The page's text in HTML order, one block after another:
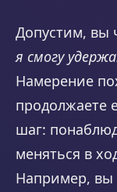
Допустим, вы
я смогу
Намерение
продолжаете
шаг:
меняться в
Например, вы